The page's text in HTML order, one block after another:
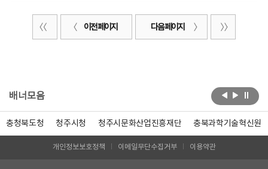
이전 페이지 다음 페이지
배너모음
충청북도청 청주시청 청주시문화산업진흥재단 충북과학기술혁신원
개인정보보호정책 이메일무단수집거부 이용약관